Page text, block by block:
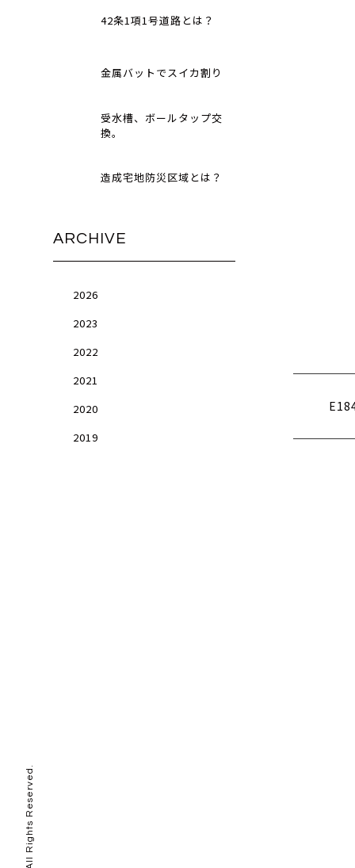
42条1項1号道路とは？
金属バットでスイカ割り
受水槽、ボールタップ交
換。
造成宅地防災区域とは？
ARCHIVE
2026
2023
2022
2021
2020
2019